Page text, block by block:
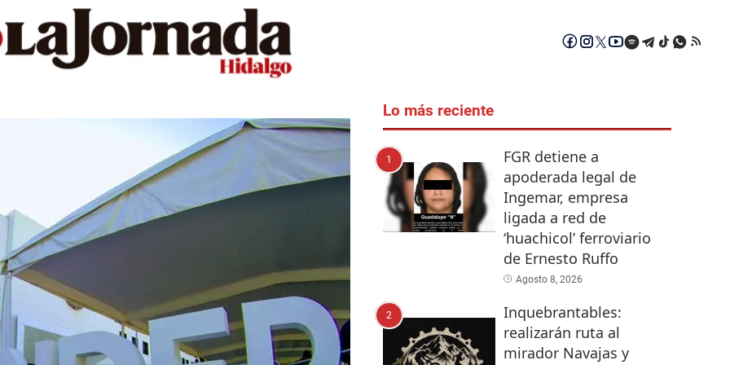
Lo más reciente
1
FGR detiene a
apoderada legal de
Ingemar, empresa
ligada a red de
‘huachicol’ ferroviario
de Ernesto Ruffo
Agosto 8, 2026
2
Inquebrantables:
realizarán ruta al
mirador Navajas y